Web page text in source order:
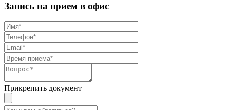
Запись на прием в офис
Прикрепить документ